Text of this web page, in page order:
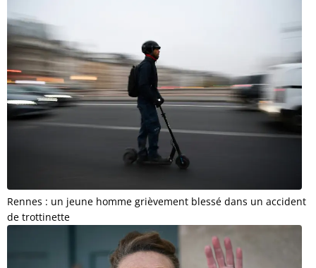
Rennes : un jeune homme grièvement blessé dans un accident
de trottinette